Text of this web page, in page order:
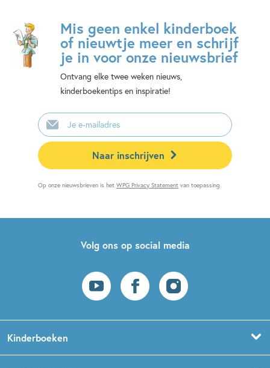
Mis geen enkel kinderboek
of nieuwtje meer en schrijf
je in voor onze nieuwsbrief
Ontvang elke twee weken nieuws,
kinderboekentips en inspiratie!
E-
mailadres
Naar inschrijven
Op onze nieuwsbrieven is hetWPG Privacy Statement van toepassing.
Volg ons op social media
Kinderboeken